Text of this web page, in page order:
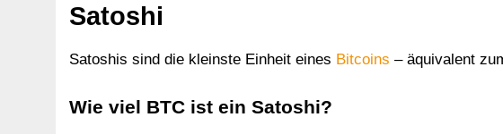
Satoshi
Satoshis sind die kleinste Einheit eines Bitcoins – äquivalent
Wie viel BTC ist ein Satoshi?